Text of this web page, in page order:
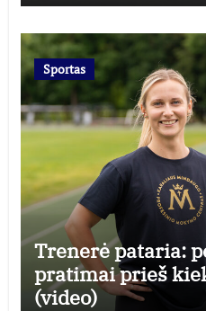
Sportas
Trenerė pataria:
pratimai prieš
(video)